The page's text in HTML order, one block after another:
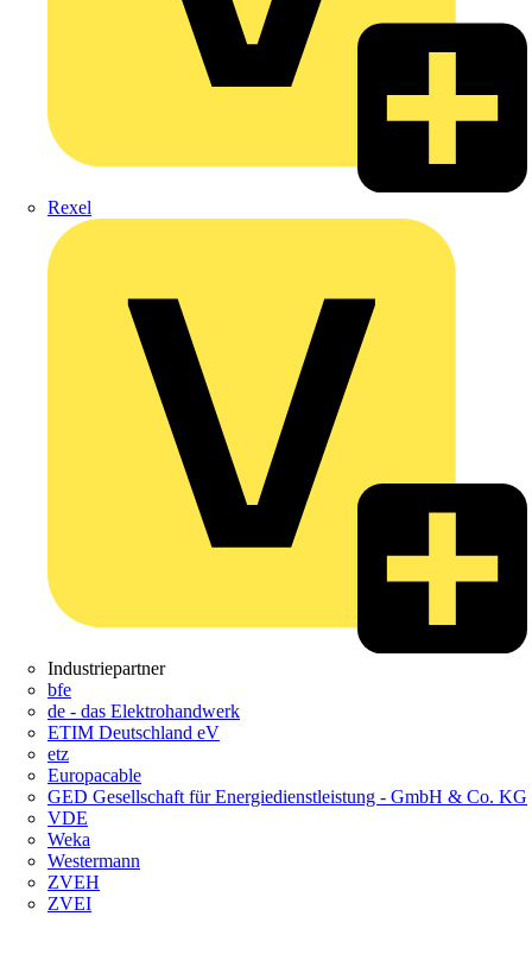
Rexel
Industriepartner
bfe
de - das Elektrohandwerk
ETIM Deutschland eV
etz
Europacable
GED Gesellschaft für Energiedienstleistung - GmbH & Co. KG
VDE
Weka
Westermann
ZVEH
ZVEI